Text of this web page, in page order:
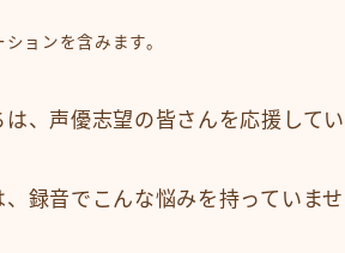
ョンを含みます。
は、声優志望の皆さんを応援して
、録音でこんな悩みを持っていませ